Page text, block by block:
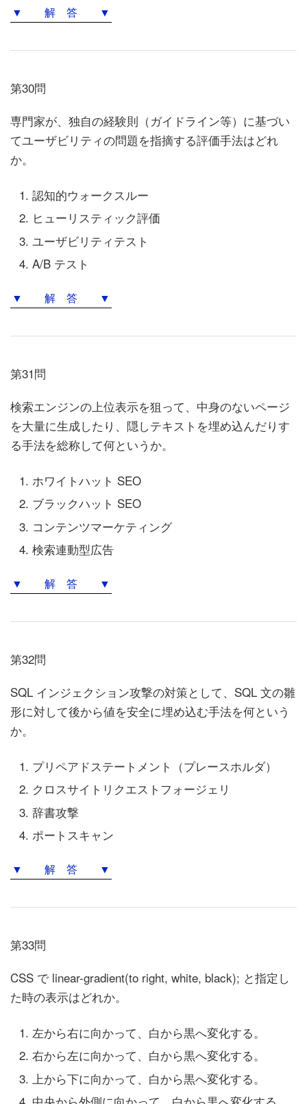
▼ 解 答 ▼
第30問
専門家が、独自の経験則（ガイドライン等）に基づい
てユーザビリティの問題を指摘する評価手法はどれ
か。
認知的ウォークスルー
ヒューリスティック評価
ユーザビリティテスト
A/B テスト
▼ 解 答 ▼
第31問
検索エンジンの上位表示を狙って、中身のないページ
を大量に生成したり、隠しテキストを埋め込んだりす
る手法を総称して何というか。
ホワイトハット SEO
ブラックハット SEO
コンテンツマーケティング
検索連動型広告
▼ 解 答 ▼
第32問
SQL インジェクション攻撃の対策として、SQL 文の雛
形に対して後から値を安全に埋め込む手法を何という
か。
プリペアドステートメント（プレースホルダ）
クロスサイトリクエストフォージェリ
辞書攻撃
ポートスキャン
▼ 解 答 ▼
第33問
CSS で linear-gradient(to right, white, black); と指定し
た時の表示はどれか。
左から右に向かって、白から黒へ変化する。
右から左に向かって、白から黒へ変化する。
上から下に向かって、白から黒へ変化する。